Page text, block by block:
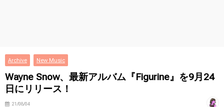
Archive New Music
Wayne Snow、最新アルバム『Figurine』を9月24
日にリリース！
21/08/04